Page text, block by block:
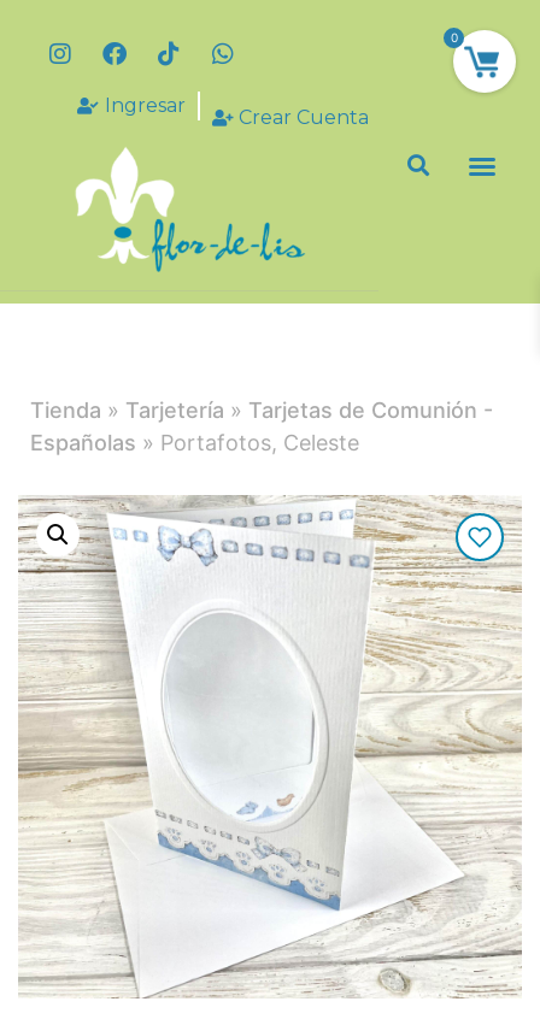
Ingresar
Crear Cuenta
Tienda » Tarjetería » Tarjetas de Comunión -
Españolas » Portafotos, Celeste
0